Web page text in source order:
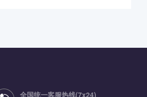
全国统一客服热线(7x24)